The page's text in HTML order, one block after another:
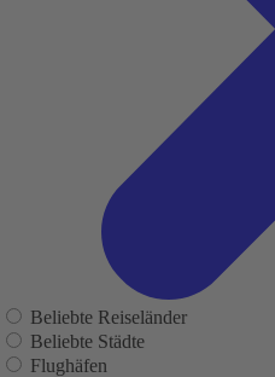
Beliebte Reiseländer
Beliebte Städte
Flughäfen